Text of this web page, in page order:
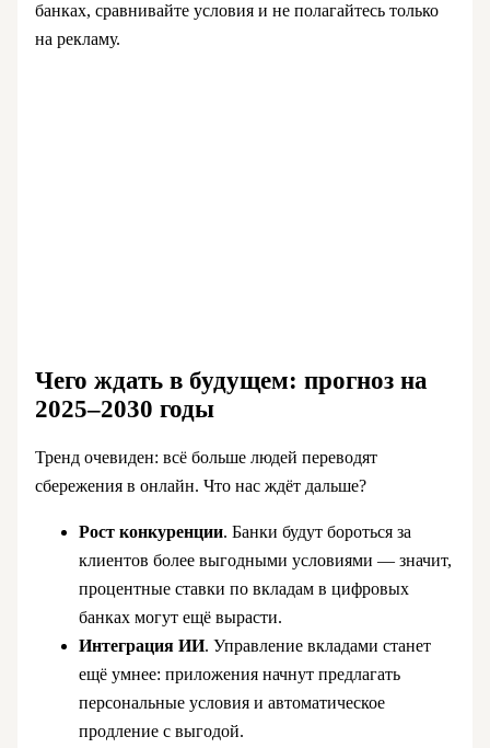
банках, сравнивайте условия и не полагайтесь только
на рекламу.
Чего ждать в будущем: прогноз на
2025–2030 годы
Тренд очевиден: всё больше людей переводят
сбережения в онлайн. Что нас ждёт дальше?
Рост конкуренции. Банки будут бороться за
клиентов более выгодными условиями — значит,
процентные ставки по вкладам в цифровых
банках могут ещё вырасти.
Интеграция ИИ. Управление вкладами станет
ещё умнее: приложения начнут предлагать
персональные условия и автоматическое
продление с выгодой.